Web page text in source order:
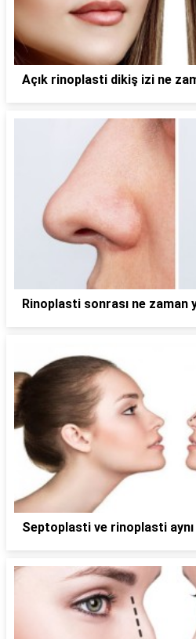
Açık rinoplasti dikiş izi ne
Rinoplasti sonrası ne zaman
Septoplasti ve rinoplasti